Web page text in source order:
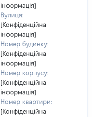
інформація]
Вулиця:
[Конфіденційна
інформація]
Номер будинку:
[Конфіденційна
інформація]
Номер корпусу:
[Конфіденційна
інформація]
Номер квартири:
[Конфіденційна